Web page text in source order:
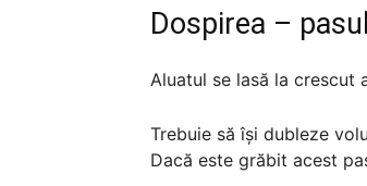
Dospirea –
Aluatul se lasă la crescut
Trebuie să își dubleze
Dacă este grăbit acest